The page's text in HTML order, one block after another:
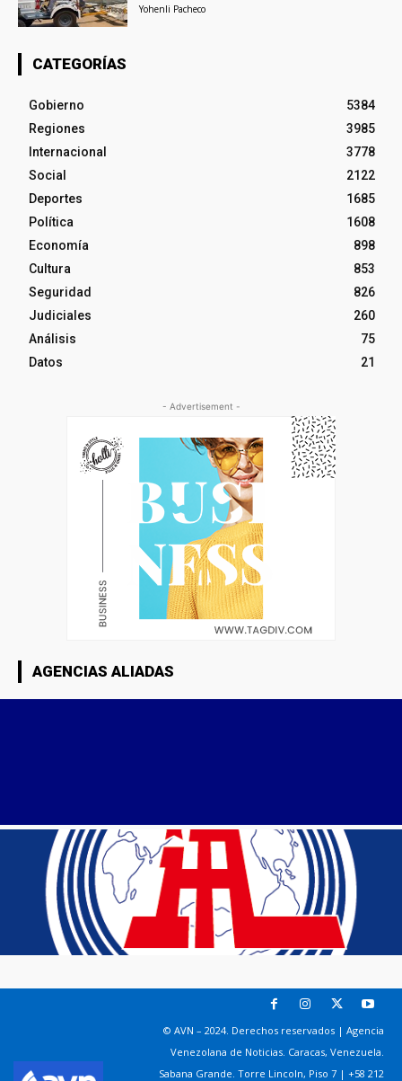
Yohenli Pacheco
CATEGORÍAS
Gobierno
5384
Regiones
3985
Internacional
3778
Social
2122
Deportes
1685
Política
1608
Economía
898
Cultura
853
Seguridad
826
Judiciales
260
Análisis
75
Datos
21
- Advertisement -
AGENCIAS ALIADAS
© AVN – 2024. Derechos reservados | Agencia
Venezolana de Noticias. Caracas, Venezuela.
Sabana Grande. Torre Lincoln, Piso 7 | +58 212